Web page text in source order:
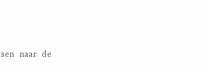
naar de